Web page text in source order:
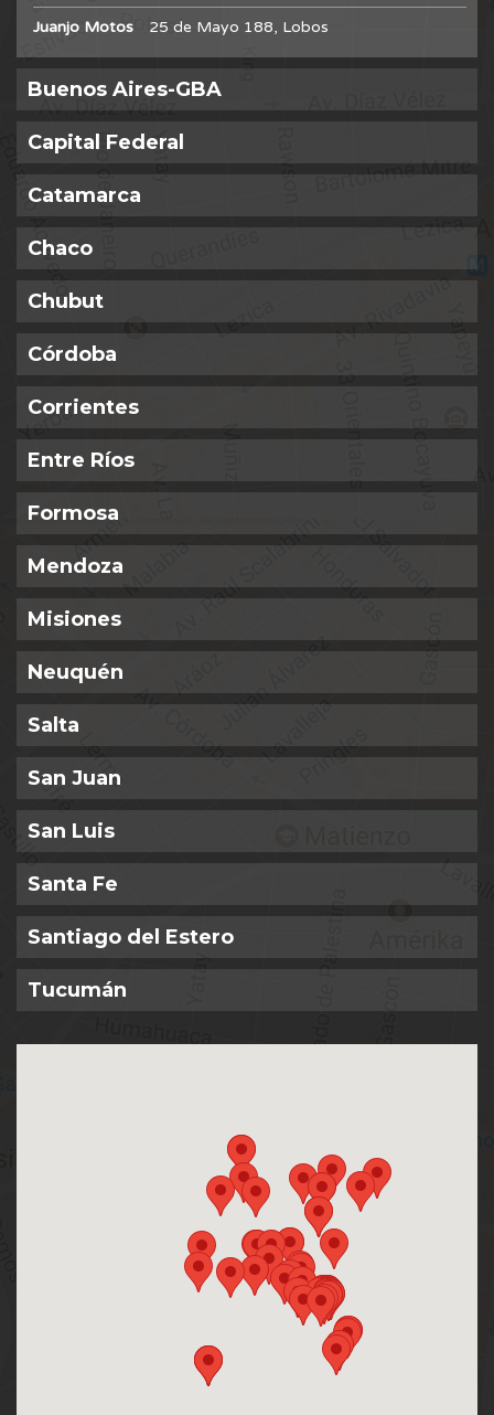
Juanjo Motos 25 de Mayo 188, Lobos
Buenos Aires-GBA
Capital Federal
Catamarca
Chaco
Chubut
Córdoba
Corrientes
Entre Ríos
Formosa
Mendoza
Misiones
Neuquén
Salta
San Juan
San Luis
Santa Fe
Santiago del Estero
Tucumán